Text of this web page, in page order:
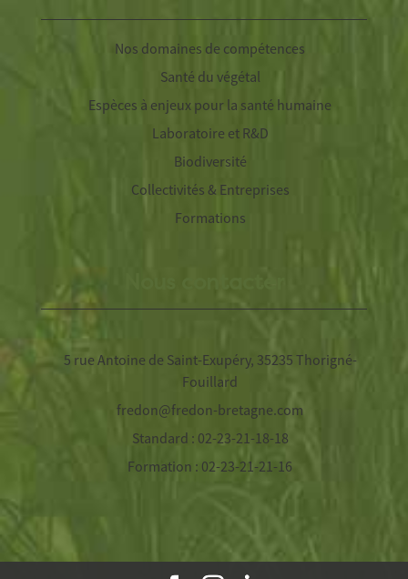
Nos domaines de compétences
Santé du végétal
Espèces à enjeux pour la santé humaine
Laboratoire et R&D
Biodiversité
Collectivités & Entreprises
Formations
5 rue Antoine de Saint-Exupéry, 35235 Thorigné-
Fouillard
fredon@fredon-bretagne.com
Standard : 02-23-21-18-18
Formation : 02-23-21-21-16